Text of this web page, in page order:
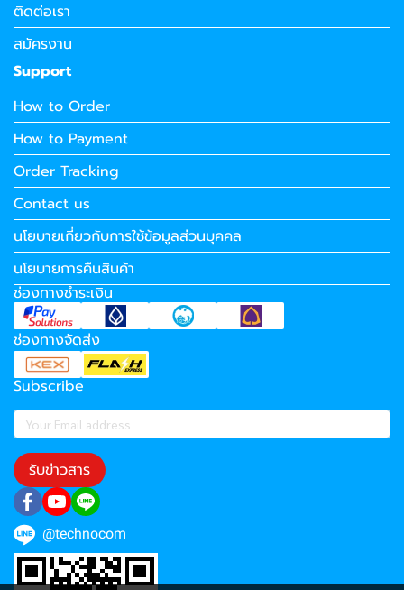
ติดต่อเรา
สมัครงาน
Support
How to Order
How to Payment
Order Tracking
Contact us
นโยบายเกี่ยวกับการใช้ข้อมูลส่วนบุคคล
นโยบายการคืนสินค้า
ช่องทางชำระเงิน
ช่องทางจัดส่ง
Subscribe
รับข่าวสาร
@technocom